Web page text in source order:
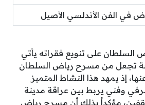
في الفن الأندلسي الأصيل
السلطان على تنويع فقراته يأتي
تجعل من مسرح رياض السلطان
إذ يمهد هذا النشاط المتميز
وفني يربط بين عراقة مدينة
مؤكداً بذلك أن مسرح رياض